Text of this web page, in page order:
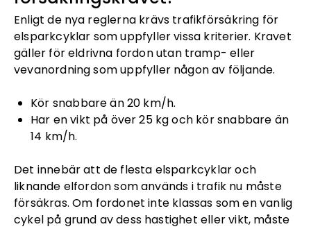
Enligt de nya reglerna krävs trafikförsäkring för
elsparkcyklar som uppfyller vissa kriterier. Kravet
gäller för eldrivna fordon utan tramp- eller
vevanordning som uppfyller någon av följande.
Kör snabbare än 20 km/h.
Har en vikt på över 25 kg och kör snabbare än
14 km/h.
Det innebär att de flesta elsparkcyklar och
liknande elfordon som används i trafik nu måste
försäkras. Om fordonet inte klassas som en vanlig
cykel på grund av dess hastighet eller vikt, måste